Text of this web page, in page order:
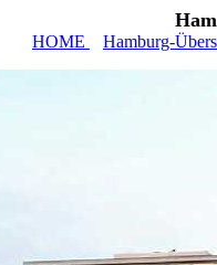
HOME Hamburg-